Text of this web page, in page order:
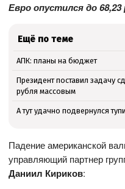
Евро опустился до 68,23
Ещё по теме
АПК: планы на бюджет
Президент поставил задачу
рубля массовым
А тут удачно подвернулся
Падение американской
управляющий партнер
Даниил Кириков: